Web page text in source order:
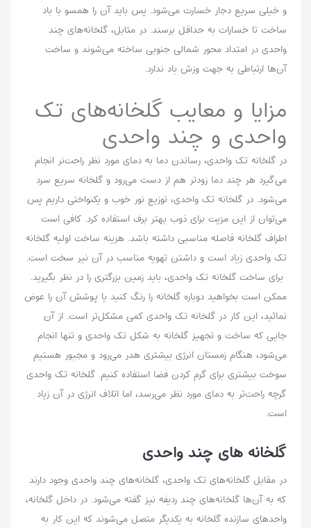
و خیلی سریع دجار خسارت می‌شود. پس باید آن را همسو با باد
ساخت تا خسارات به حداقل برسند. در مثابل، گلخانه‌های چند
واحدی در امتداد محور شمالی جنوبی ساخته می‌شوند و ساخت
آن‌ها ارتباطی به جهت وزش باد ندارد.
مزایا و معایب گلخانه‌های تک
واحدی و چند واحدی
در گلخانه تک واحدی، رساندن دما به دمای مورد نظر راحت‌نر انجام
می‌‌گیرد هر چند دما زودتر هم از دست می‌رود و گلخانه سریع سرد
می‌شود. در گلخانه تک واحدی، توزیع نور خوب و یکنواختی داریم پس
می‌توان از این مزیت برای ذوب بهتر برف استفاده کرد. کافی است
اطراف گلخانه فاصله مناسبی داشته باشد. هزینه ساخت اولیه گلخانه
تک واحدی زیاد است و داشتن تهویه مناسب در آن نیر سخت است.
برای ساخت گلخانه تک واحدی، باید زمین بزرگتری را در نظر بگیرید.
ممکن است بخواهید دوباره گلخانه را رنگ کنید یا پوشش آن را عوض
نمائید، این کار در گلخانه تک واحدی کمی مشکل‌تر است. از آن‌
جایی که ساخت و تجهیز گلخانه به شکل تک واحدی و تنها انجام
می‌شود، هنگام زمستان انرژی بیشتری هدر می‌رود و مجبور هستیم
سوخت بیشتری برای گرم کردن فضا استفاده کنیم. گلخانه تک واحدی
گرچه راحت‌تر به دمای مورد نظر می‌رسد، اما اتلاف انرژی در آن زیاد
است.
گلخانه های چند واحدی
در مقابل گلخانه‌های تک واحدی، گلخانه‌های چند واحدی وجود دارند
که به آن‌ها گلخانه‌های چند ردیفه نیز گفته می‌شود. در داخل گلخانه،
واحد‌های سازنده گلخانه به یکدیگر متصل می‌شوند که این کار به